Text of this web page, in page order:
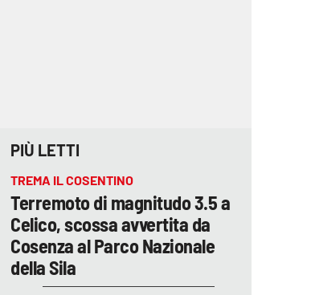
PIÙ LETTI
TREMA IL COSENTINO
Terremoto di magnitudo 3.5 a
Celico, scossa avvertita da
Cosenza al Parco Nazionale
della Sila